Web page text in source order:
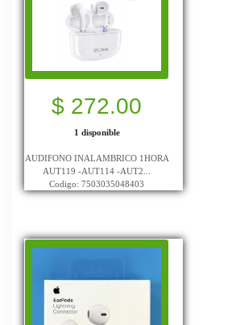
$ 272.00
1 disponible
AUDIFONO INALAMBRICO 1HORA
AUT119 -AUT114 -AUT2...
Codigo: 7503035048403